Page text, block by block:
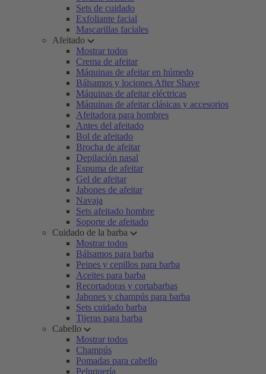
Sets de cuidado
Exfoliante facial
Mascarillas faciales
Afeitado
Mostrar todos
Crema de afeitar
Máquinas de afeitar en húmedo
Bálsamos y lociones After Shave
Máquinas de afeitar eléctricas
Máquinas de afeitar clásicas y accesorios
Afeitadora para hombres
Antes del afeitado
Bol de afeitado
Brocha de afeitar
Depilación nasal
Espuma de afeitar
Gel de afeitar
Jabones de afeitar
Navaja
Sets afeitado hombre
Soporte de afeitado
Cuidado de la barba
Mostrar todos
Bálsamos para barba
Peines y cepillos para barba
Aceites para barba
Recortadoras y cortabarbas
Jabones y champús para barba
Sets cuidado barba
Tijeras para barba
Cabello
Mostrar todos
Champús
Pomadas para cabello
Peluquería